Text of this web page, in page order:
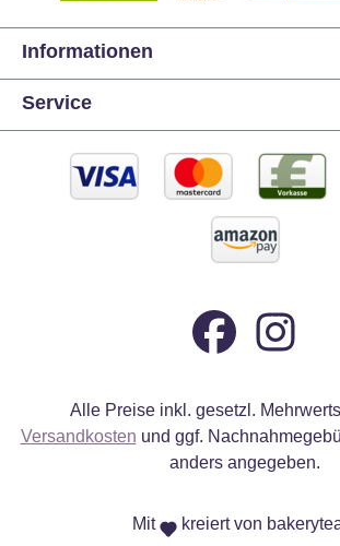
Informationen
Service
Alle Preise inkl. gesetzl.
Versandkosten und ggf.
anders angegeben.
Mit kreiert von